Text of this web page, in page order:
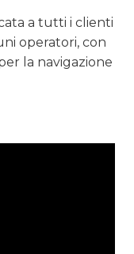
a tutti i clienti
operatori, con
la navigazione